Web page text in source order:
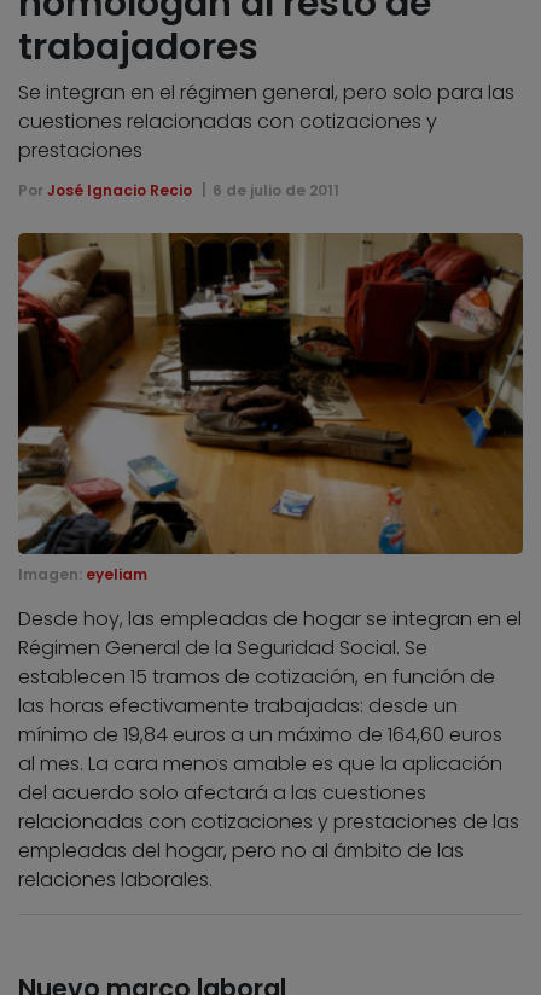
trabajadores
Se integran en el régimen general, pero solo para las
cuestiones relacionadas con cotizaciones y
prestaciones
Por José Ignacio Recio 6 de julio de 2011
Imagen: eyeliam
Desde hoy, las empleadas de hogar se integran en el
Régimen General de la Seguridad Social. Se
establecen 15 tramos de cotización, en función de
las horas efectivamente trabajadas: desde un
mínimo de 19,84 euros a un máximo de 164,60 euros
al mes. La cara menos amable es que la aplicación
del acuerdo solo afectará a las cuestiones
relacionadas con cotizaciones y prestaciones de las
empleadas del hogar, pero no al ámbito de las
relaciones laborales.